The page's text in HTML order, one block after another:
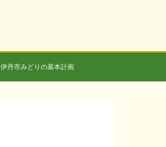
伊丹市みどりの基本計画